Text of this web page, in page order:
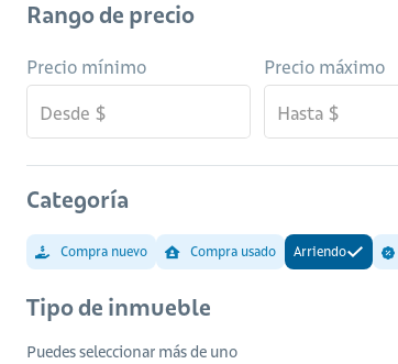
Rango de precio
Precio mínimo Precio máximo
Categoría
Compra nuevo Compra usado Arriendo
Tipo de inmueble
Puedes seleccionar más de uno